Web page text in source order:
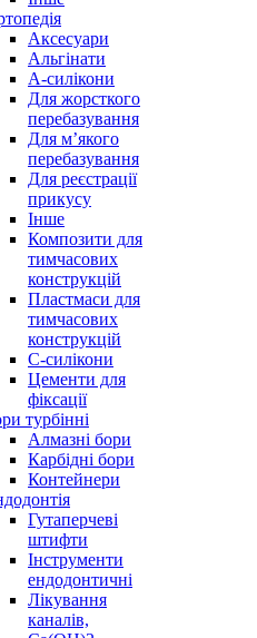
Аксесуари
Альгінати
А-силікони
Для жорсткого
перебазування
Для м’якого
перебазування
Для реєстрації
прикусу
Інше
Композити для
тимчасових
конструкцій
Пластмаси для
тимчасових
конструкцій
С-силікони
Цементи для
фіксації
турбінні
Алмазні бори
Карбідні бори
Контейнери
Гутаперчеві
штифти
Інструменти
ендодонтичні
Лікування
каналів,